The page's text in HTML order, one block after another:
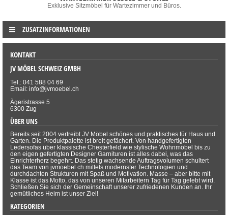
Exklusive Sitzmöbel für Wartezimmer und Büros.
ZUSATZINFORMATIONEN
KONTAKT
JV MÖBEL SCHWEIZ GMBH
Tel.: 041 588 04 69
Email: info@jvmoebel.ch
Ägeristrasse 5
6300 Zug
ÜBER UNS
Bereits seit 2004 vertreibt JV Möbel schönes und praktisches für Haus und
Garten. Die Produktpalette ist breit gefächert. Von handgefertigten
Ledersofas über klassische Chesterfield wie stylische Wohnmöbel bis zu
den eigen gefertigten Designer Garnituren ist alles dabei, was das
Einrichterherz begehrt. Das stetig wachsende Auftragsvolumen schultert
das Team von jvmoebel.ch mittels modernster Technologien und
durchdachten Strukturen mit Spaß und Motivation. Masse – aber bitte mit
Klasse ist das Motto, das von unseren Mitarbeitern Tag für Tag gelebt wird.
Schließen Sie sich der Gemeinschaft unserer zufriedenen Kunden an. Ihr
gemütliches Heim ist unser Ziel!
KATEGORIEN